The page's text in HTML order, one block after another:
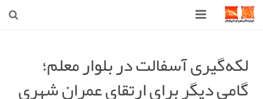
شهرداری
شورای اسلامی شهر قوچان
لکه‌گیری آسفالت در بلوار معلم؛
گامی دیگر برای ارتقای عمران شهری